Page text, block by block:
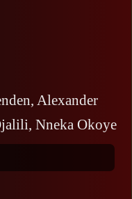
Alexander
Nneka Okoye